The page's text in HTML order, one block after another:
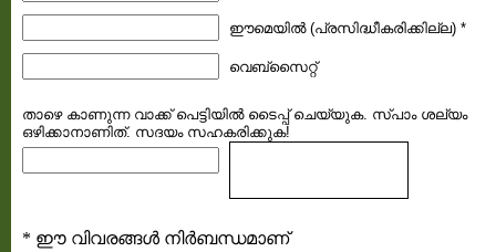
ഈമെയില്‍ (പ്രസിദ്ധീകരിക്കില്ല) *
വെബ്സൈറ്റ്
താഴെ കാണുന്ന വാക്ക് പെട്ടിയില്‍ ടൈപ്പ്‌ ചെയ്യുക. സ്പാം ശല്യം
ഒഴിക്കാനാണിത്. സദയം സഹകരിക്കുക!
* ഈ വിവരങ്ങള്‍ നിര്‍ബന്ധമാണ്